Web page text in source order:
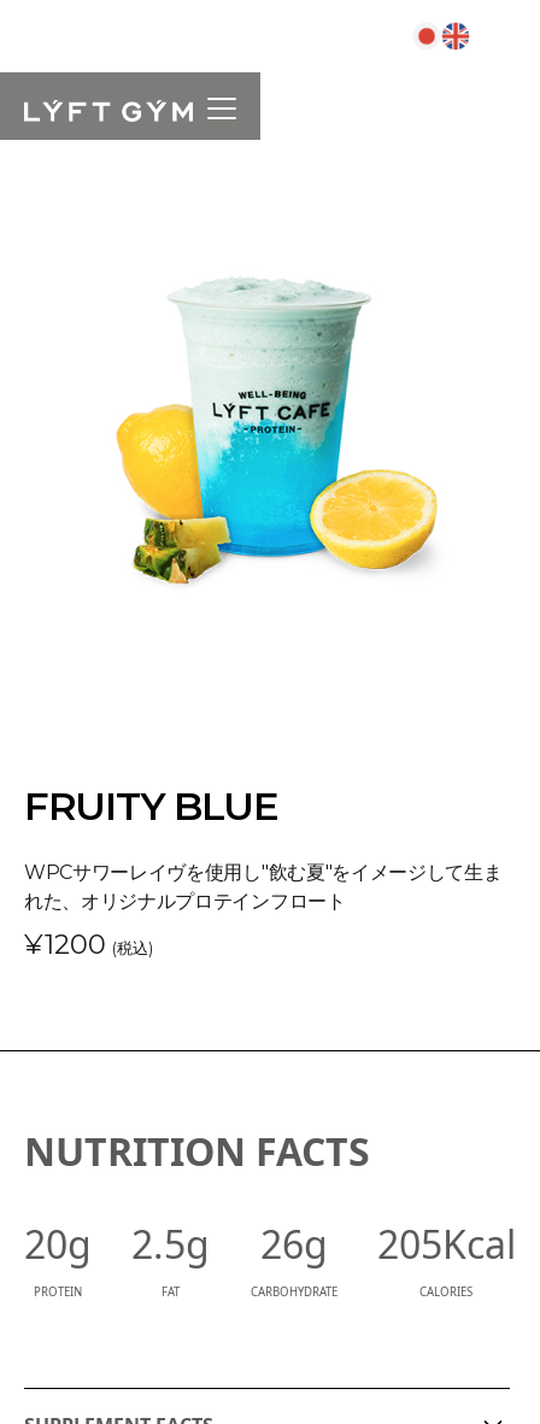
FRUITY BLUE
WPCサワーレイヴを使用し"飲む夏"をイメージして生ま
れた、オリジナルプロテインフロート
¥1200 (税込)
NUTRITION FACTS
20g
PROTEIN
2.5g
FAT
26g
CARBOHYDRATE
205Kcal
CALORIES